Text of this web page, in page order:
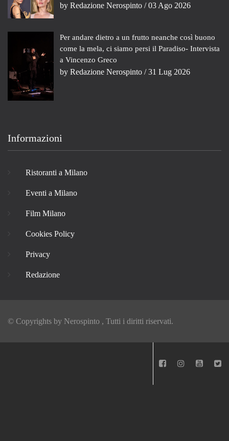
by Redazione Nerospinto / 03 Ago 2026
Per andare dietro a un frutto neanche così buono
come la mela, ci siamo persi il Paradiso- Intervista
a Vincenzo Greco
by Redazione Nerospinto / 31 Lug 2026
Informazioni
Ristoranti a Milano
Eventi a Milano
Film Milano
Cookies Policy
Privacy
Redazione
© Copyrights by Nerospinto , Tutti i diritti riservati.